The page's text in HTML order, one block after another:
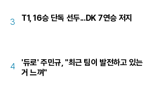
3 T1, 16승 단독 선두...DK 7연승 저지
4
'듀로' 주민규, "최근 팀이 발전하고 있는
거 느껴"